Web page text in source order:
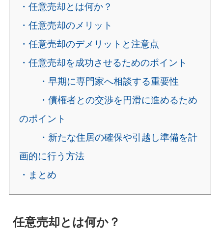
・任意売却とは何か？
・任意売却のメリット
・任意売却のデメリットと注意点
・任意売却を成功させるためのポイント
・早期に専門家へ相談する重要性
・債権者との交渉を円滑に進めるため
のポイント
・新たな住居の確保や引越し準備を計
画的に行う方法
・まとめ
任意売却とは何か？